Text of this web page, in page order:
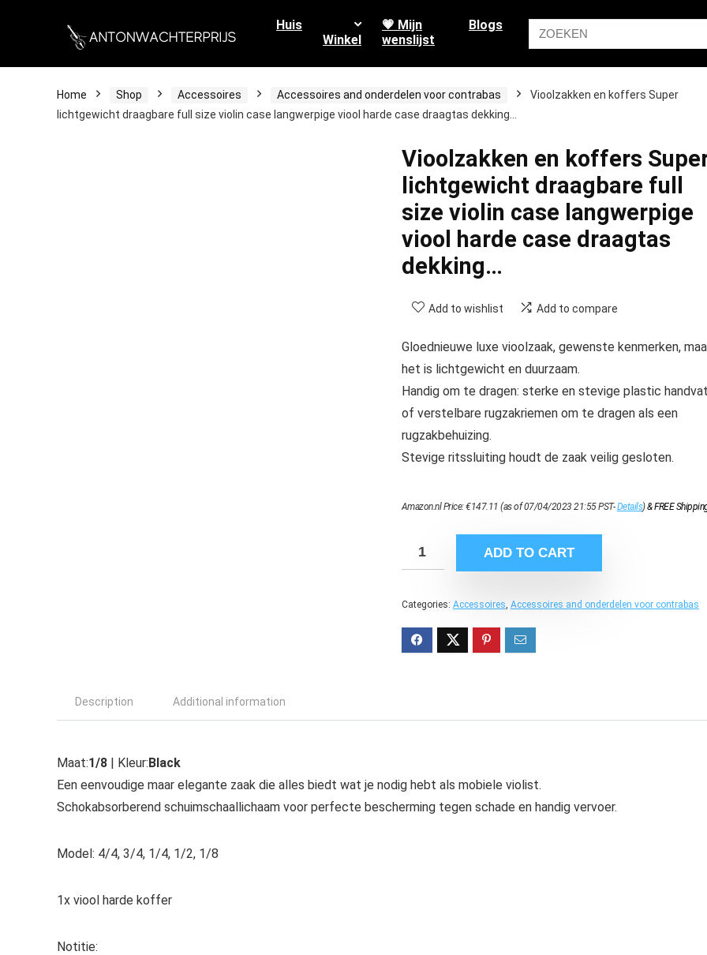
Huis
Winkel
💗 Mijn
wenslijst
Blogs
Home Shop Accessoires Accessoires and onderdelen voor contrabas
Vioolzakken en koffers Super
lichtgewicht draagbare full size violin case langwerpige viool harde case draagtas dekking…
Vioolzakken en koffers
lichtgewicht draagbare full
size violin case langwerpige
viool harde case draagtas
dekking…
Add to wishlist Add to compare
Gloednieuwe luxe vioolzaak, gewenste kenmerken,
het is lichtgewicht en duurzaam.
Handig om te dragen: sterke en stevige plastic
of verstelbare rugzakriemen om te dragen als een
rugzakbehuizing.
Stevige ritssluiting houdt de zaak veilig gesloten.
Amazon.nl Price:€147.11 (as of 07/04/2023 21:55 PST-Details)&FREE
ADD TO CART
Categories: Accessoires, Accessoires and onderdelen voor contrabas
Description Additional information
Maat:1/8 | Kleur:Black
Een eenvoudige maar elegante zaak die alles biedt wat je nodig hebt als mobiele violist.
Schokabsorberend schuimschaallichaam voor perfecte bescherming tegen schade en handig vervoer.
Model: 4/4, 3/4, 1/4, 1/2, 1/8
1x viool harde koffer
Notitie: